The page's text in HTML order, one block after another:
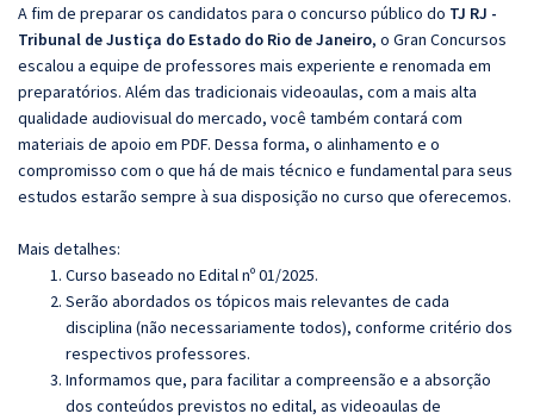
A fim de preparar os candidatos para o concurso público do TJ RJ -
Tribunal de Justiça do Estado do Rio de Janeiro, o Gran Concursos
escalou a equipe de professores mais experiente e renomada em
preparatórios. Além das tradicionais videoaulas, com a mais alta
qualidade audiovisual do mercado, você também contará com
materiais de apoio em PDF. Dessa forma, o alinhamento e o
compromisso com o que há de mais técnico e fundamental para seus
estudos estarão sempre à sua disposição no curso que oferecemos.
Mais detalhes:
Curso baseado no Edital nº 01/2025.
Serão abordados os tópicos mais relevantes de cada
disciplina (não necessariamente todos), conforme critério dos
respectivos professores.
Informamos que, para facilitar a compreensão e a absorção
dos conteúdos previstos no edital, as videoaulas de